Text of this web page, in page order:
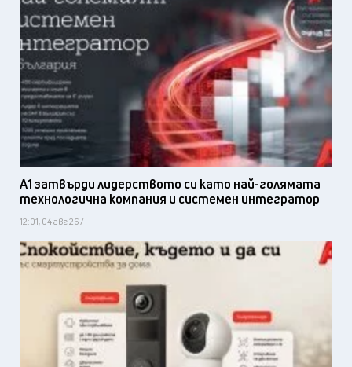
А1 затвърди лидерството си като най-голямата
технологична компания и системен интегратор
12:01, 04 авг 26 /